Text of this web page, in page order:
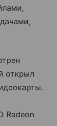
открыл
Radeon